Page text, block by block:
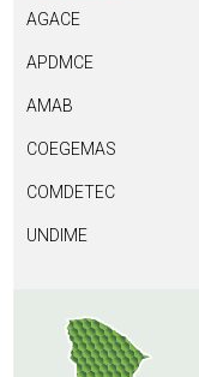
AGACE
APDMCE
AMAB
COEGEMAS
COMDETEC
UNDIME